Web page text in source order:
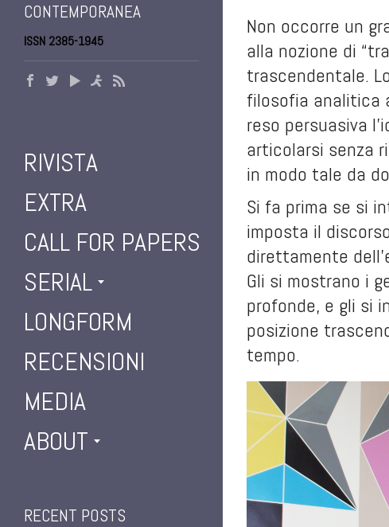
CONTEMPORANEA
ISSN 2385-1945
RIVISTA
EXTRA
CALL FOR PAPERS
SERIAL
LONGFORM
RECENSIONI
MEDIA
ABOUT
RECENT POSTS
Non occorre un
alla nozione di
trascendentale.
filosofia analitica
reso persuasiva
articolarsi senza
in modo tale da
Si fa prima se si
imposta il
direttamente
Gli si mostrano i
profonde, e gli si
posizione
tempo.